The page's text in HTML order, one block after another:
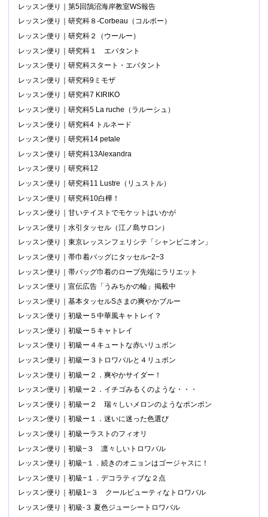
レッスン便り｜第5回鵠沼海岸教室WS報告
レッスン便り｜研究科８-Corbeau（コルボー）
レッスン便り｜研究科２（ウールー）
レッスン便り｜研究科１ エパタント
レッスン便り｜研究科スタート・エパタント
レッスン便り｜研究科9ミモザ
レッスン便り｜研究科7 KIRIKO
レッスン便り｜研究科5 La ruche（ラルーシュ）
レッスン便り｜研究科4 トルネード
レッスン便り｜研究科14 petale
レッスン便り｜研究科13Alexandra
レッスン便り｜研究科12
レッスン便り｜研究科11 Lustre（リュストル）
レッスン便り｜研究科10白樺！
レッスン便り｜甘いテイストでモケットはいかが
レッスン便り｜水引タッセル（江ノ島サロン）
レッスン便り｜東京レッスンフェリシテ「シャンピニオン」
レッスン便り｜帯巾着バッグにタッセル−2−3
レッスン便り｜帯バッグ巾着のロープ先端にラリエット
レッスン便り｜宣伝広告「うみちかの輪」掲載中
レッスン便り｜基本タッセルSさまの爽やかブルー
レッスン便り｜初級ー５中華風キャトレイ？
レッスン便り｜初級ー５キャトレイ
レッスン便り｜初級ー４キュートな赤いリュボン
レッスン便り｜初級ー３トロワバルと４リュボン
レッスン便り｜初級ー２．爽やかサイダー！
レッスン便り｜初級ー２．イチゴみるくのような・・・
レッスン便り｜初級ー２ 瑞々しいメロンのようなポンポン
レッスン便り｜初級ー１．迷いに迷った色選び
レッスン便り｜初級ーラストのフィオリ
レッスン便り｜初級−３ 凛々しいトロワバル
レッスン便り｜初級−１．続きのオニョンはゴージャスに！
レッスン便り｜初級−１．デコラティブな２点
レッスン便り｜初級1−３ クールビューティなトロワバル
レッスン便り｜初級-３ 夏色ジューシートロワバル